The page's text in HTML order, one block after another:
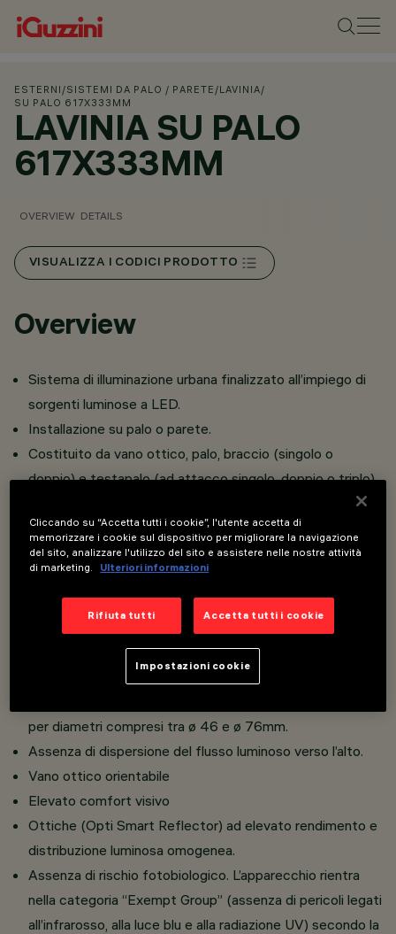
ESTERNI /SISTEMI DA PALO / PARETE /LAVINIA/
SU PALO 617X333MM
LAVINIA SU PALO
617X333MM
OVERVIEW DETAILS
VISUALIZZA I CODICI PRODOTTO
Overview
Sistema di illuminazione urbana finalizzato all’impiego di
sorgenti luminose a LED.
Installazione su palo o parete.
Costituito da vano ottico, palo, braccio (singolo o
doppio) e testapalo (ad attacco singolo, doppio o triplo).
cornice fissata con viti imperdibili; vetro di protezione
sodico-calcico temprato, spessore 4 mm; cavi di
ritenuta interni in acciaio zincato; riflettore in alluminio
superpuro al 99,9 %; portalampada in porcellana fissato
antiallentamento della sorgente luminosa.
Testapalo e bracci in alluminio.
per diametri compresi tra ø 46 e ø 76mm.
Assenza di dispersione del flusso luminoso verso l’alto.
Vano ottico orientabile
Elevato comfort visivo
Ottiche (Opti Smart Reflector) ad elevato rendimento e
distribuzione luminosa omogenea.
Assenza di rischio fotobiologico. L’apparecchio rientra
nella categoria “Exempt Group” (assenza di pericoli legati
all’infrarosso, alla luce blu e alla radiazione UV) secondo la
Cliccando su “Accetta tutti i cookie”, l'utente accetta di
memorizzare i cookie sul dispositivo per migliorare la navigazione
del sito, analizzare l'utilizzo del sito e assistere nelle nostre attività
di marketing.
Ulteriori informazioni
Rifiuta tutti Accetta tutti i cookie
Impostazioni cookie